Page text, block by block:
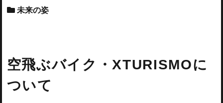
未来の姿
空飛ぶバイク・XTURISMOに
ついて